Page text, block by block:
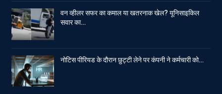
वन व्हीलर सफर का कमाल या खतरनाक खेल? यूनिसाइकिल
सवार का…
नोटिस पीरियड के दौरान छुट्टी लेने पर कंपनी ने कर्मचारी को…